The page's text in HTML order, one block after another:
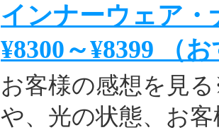
インナーウェア
¥8300～¥8399 （
お客様の感想を見
や、光の状態、お